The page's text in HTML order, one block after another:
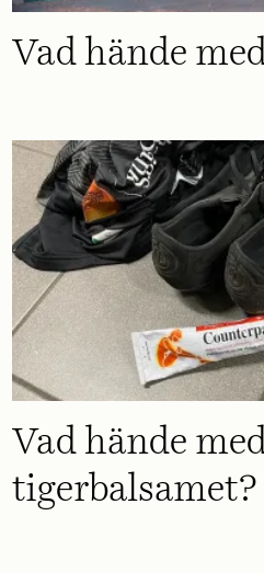
Vad hände
Vad hände
tigerbalsamet?